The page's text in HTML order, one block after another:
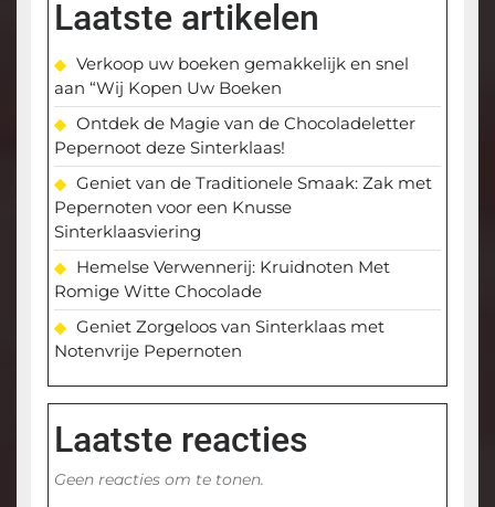
Laatste artikelen
Verkoop uw boeken gemakkelijk en snel
aan “Wij Kopen Uw Boeken
Ontdek de Magie van de Chocoladeletter
Pepernoot deze Sinterklaas!
Geniet van de Traditionele Smaak: Zak met
Pepernoten voor een Knusse
Sinterklaasviering
Hemelse Verwennerij: Kruidnoten Met
Romige Witte Chocolade
Geniet Zorgeloos van Sinterklaas met
Notenvrije Pepernoten
Laatste reacties
Geen reacties om te tonen.